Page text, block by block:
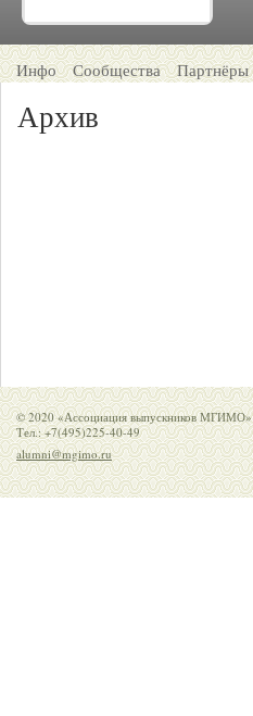
Инфо Сообщества Партнёры
Архив
© 2020 «Ассоциация выпускников МГИМО»
Тел.: +7(495)225-40-49
alumni@mgimo.ru